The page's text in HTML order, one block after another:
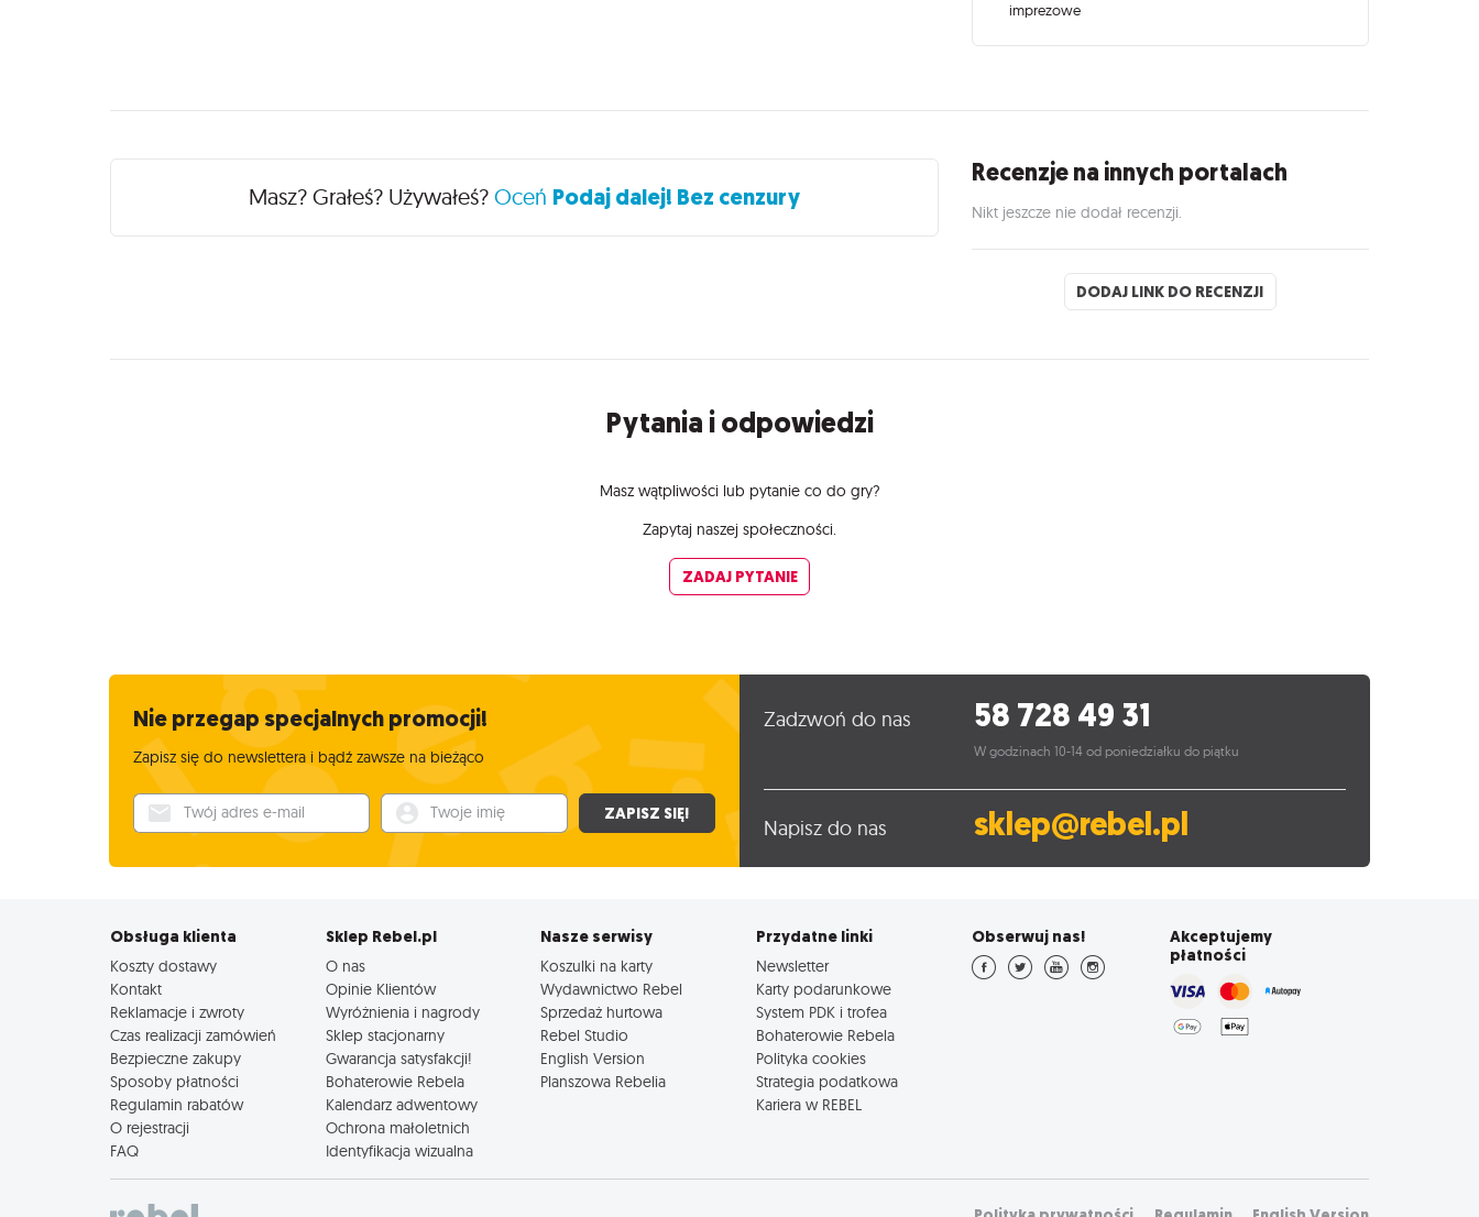
imprezowe
Recenzje
Masz? Grałeś? Używałeś? Oceń Podaj dalej! Bez cenzury
Recenzje na innych portalach
Nikt jeszcze nie dodał recenzji.
DODAJ LINK DO RECENZJI
Pytania i odpowiedzi
Masz wątpliwości lub pytanie co do gry?
Zapytaj naszej społeczności.
ZADAJ PYTANIE
Nie przegap specjalnych promocji!
Zapisz się do newslettera i bądź zawsze na bieżąco
Twój adres e-mail Twoje imię ZAPISZ SIĘ!
Zadzwoń do nas 58 728 49 31
W godzinach 10-14 od poniedziałku do piątku
Napisz do nas sklep@rebel.pl
Obsługa klienta
Koszty dostawy
Kontakt
Reklamacje i zwroty
Czas realizacji zamówień
Bezpieczne zakupy
Sposoby płatności
Regulamin rabatów
O rejestracji
FAQ
Sklep Rebel.pl
O nas
Opinie Klientów
Wyróżnienia i nagrody
Sklep stacjonarny
Gwarancja satysfakcji!
Bohaterowie Rebela
Kalendarz adwentowy
Ochrona małoletnich
Identyfikacja wizualna
Nasze serwisy
Koszulki na karty
Wydawnictwo Rebel
Sprzedaż hurtowa
Rebel Studio
English Version
Planszowa Rebelia
Przydatne linki
Newsletter
Karty podarunkowe
System PDK i trofea
Bohaterowie Rebela
Polityka cookies
Strategia podatkowa
Kariera w REBEL
Obserwuj nas!
Akceptujemy
płatności